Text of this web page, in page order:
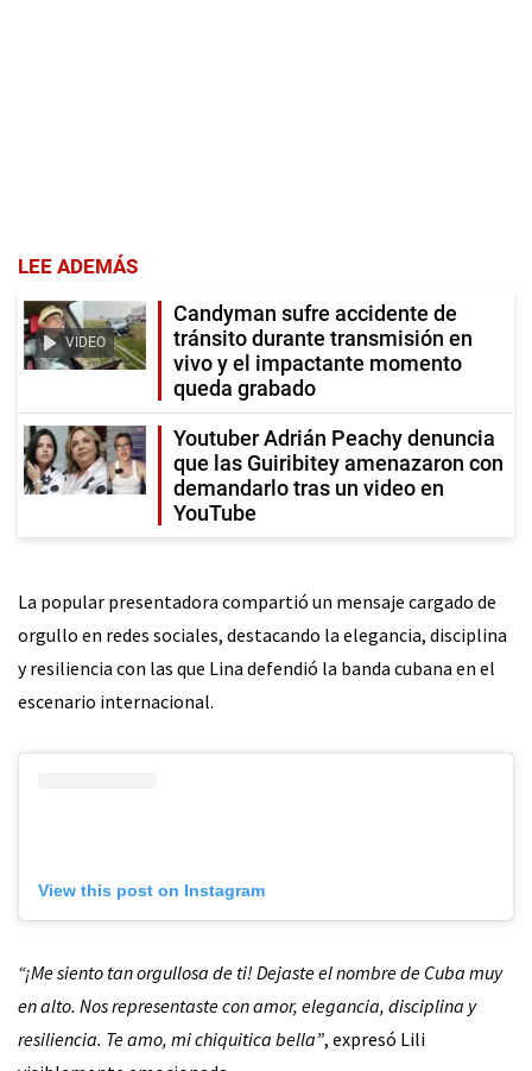
LEE ADEMÁS
VIDEO
Candyman sufre accidente de
tránsito durante transmisión en
vivo y el impactante momento
queda grabado
Youtuber Adrián Peachy denuncia
que las Guiribitey amenazaron con
demandarlo tras un video en
YouTube
La popular presentadora compartió un mensaje cargado de
orgullo en redes sociales, destacando la elegancia, disciplina
y resiliencia con las que Lina defendió la banda cubana en el
escenario internacional.
View this post on Instagram
“¡Me siento tan orgullosa de ti! Dejaste el nombre de Cuba muy
en alto. Nos representaste con amor, elegancia, disciplina y
resiliencia. Te amo, mi chiquitica bella”, expresó Lili